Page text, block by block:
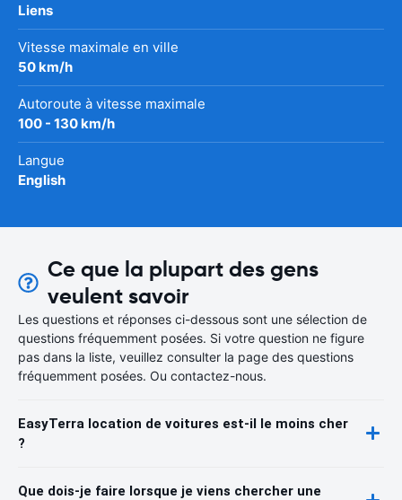
Liens
Vitesse maximale en ville
50 km/h
Autoroute à vitesse maximale
100 - 130 km/h
Langue
English
Ce que la plupart des gens
veulent savoir
Les questions et réponses ci-dessous sont une sélection de
questions fréquemment posées. Si votre question ne figure
pas dans la liste, veuillez consulter la page des questions
fréquemment posées. Ou contactez-nous.
EasyTerra location de voitures est-il le moins cher
?
Que dois-je faire lorsque je viens chercher une